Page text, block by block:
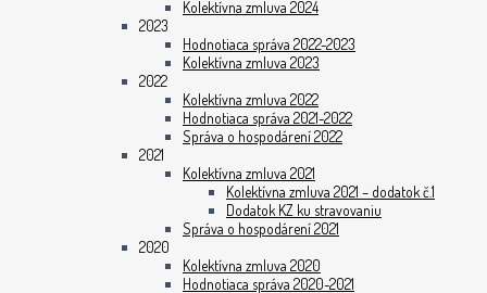
Kolektívna zmluva 2024
2023
Hodnotiaca správa 2022-2023
Kolektívna zmluva 2023
2022
Kolektívna zmluva 2022
Hodnotiaca správa 2021-2022
Správa o hospodárení 2022
2021
Kolektívna zmluva 2021
Kolektívna zmluva 2021 – dodatok č.1
Dodatok KZ ku stravovaniu
Správa o hospodárení 2021
2020
Kolektívna zmluva 2020
Hodnotiaca správa 2020-2021